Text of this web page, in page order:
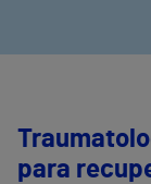
para